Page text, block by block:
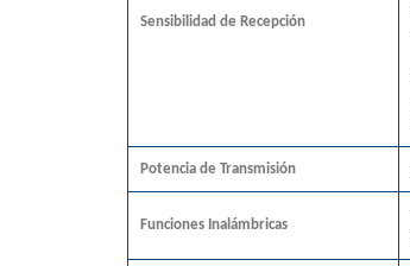
Sensibilidad de Recepción
Potencia de Transmisión
Funciones Inalámbricas